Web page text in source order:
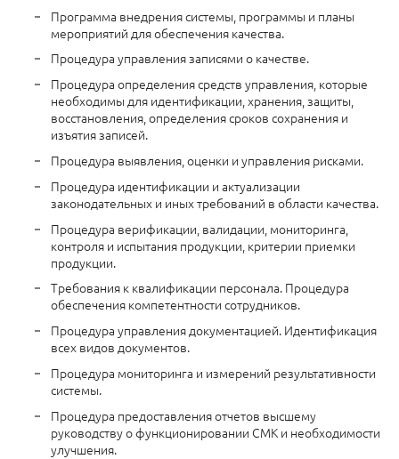
Программа внедрения системы, программы и планы
мероприятий для обеспечения качества.
Процедура управления записями о качестве.
Процедура определения средств управления, которые
необходимы для идентификации, хранения, защиты,
восстановления, определения сроков сохранения и
изъятия записей.
Процедура выявления, оценки и управления рисками.
Процедура идентификации и актуализации
законодательных и иных требований в области качества.
Процедура верификации, валидации, мониторинга,
контроля и испытания продукции, критерии приемки
продукции.
Требования к квалификации персонала. Процедура
обеспечения компетентности сотрудников.
Процедура управления документацией. Идентификация
всех видов документов.
Процедура мониторинга и измерений результативности
системы.
Процедура предоставления отчетов высшему
руководству о функционировании СМК и необходимости
улучшения.